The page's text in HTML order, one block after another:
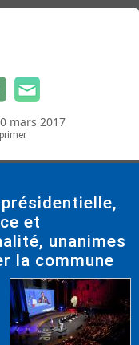
mars 2017
et
unanimes
la commune